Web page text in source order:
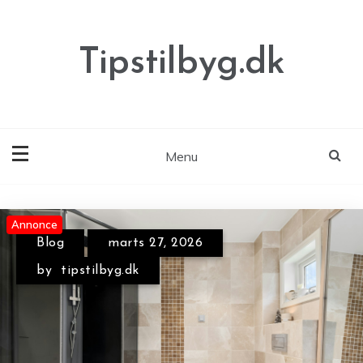
Tipstilbyg.dk
Menu
Blog april 30, 2026 bytipstilbyg.dk
Annonce
Annonce
marts 27, 2026
bytipstilbyg.dk
Annonce